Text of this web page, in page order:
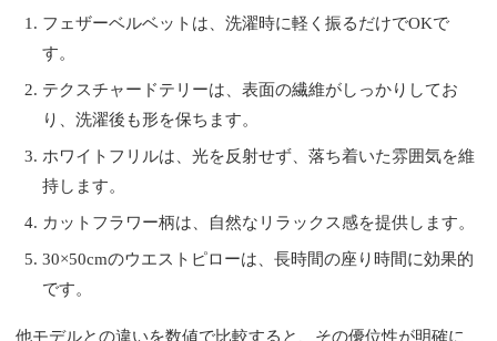
フェザーベルベットは、洗濯時に軽く振るだけでOKで
す。
テクスチャードテリーは、表面の繊維がしっかりしてお
り、洗濯後も形を保ちます。
ホワイトフリルは、光を反射せず、落ち着いた雰囲気を維
持します。
カットフラワー柄は、自然なリラックス感を提供します。
30×50cmのウエストピローは、長時間の座り時間に効果的
です。
他モデルとの違いを数値で比較すると、その優位性が明確に